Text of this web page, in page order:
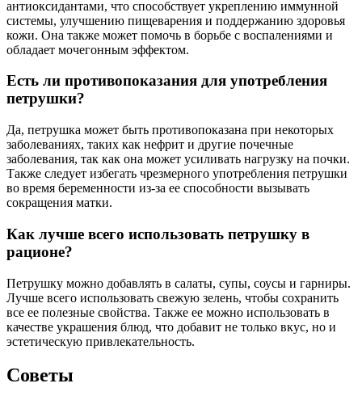
антиоксидантами, что способствует укреплению иммунной
системы, улучшению пищеварения и поддержанию здоровья
кожи. Она также может помочь в борьбе с воспалениями и
обладает мочегонным эффектом.
Есть ли противопоказания для употребления
петрушки?
Да, петрушка может быть противопоказана при некоторых
заболеваниях, таких как нефрит и другие почечные
заболевания, так как она может усиливать нагрузку на почки.
Также следует избегать чрезмерного употребления петрушки
во время беременности из-за ее способности вызывать
сокращения матки.
Как лучше всего использовать петрушку в
рационе?
Петрушку можно добавлять в салаты, супы, соусы и гарниры.
Лучше всего использовать свежую зелень, чтобы сохранить
все ее полезные свойства. Также ее можно использовать в
качестве украшения блюд, что добавит не только вкус, но и
эстетическую привлекательность.
Советы